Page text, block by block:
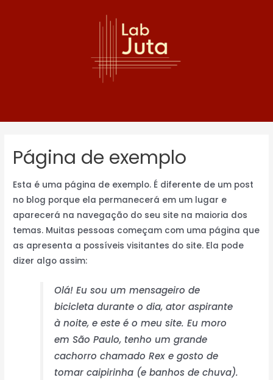
Página de exemplo
Esta é uma página de exemplo. É diferente de um post
no blog porque ela permanecerá em um lugar e
aparecerá na navegação do seu site na maioria dos
temas. Muitas pessoas começam com uma página que
as apresenta a possíveis visitantes do site. Ela pode
dizer algo assim:
Olá! Eu sou um mensageiro de
bicicleta durante o dia, ator aspirante
à noite, e este é o meu site. Eu moro
em São Paulo, tenho um grande
cachorro chamado Rex e gosto de
tomar caipirinha (e banhos de chuva).